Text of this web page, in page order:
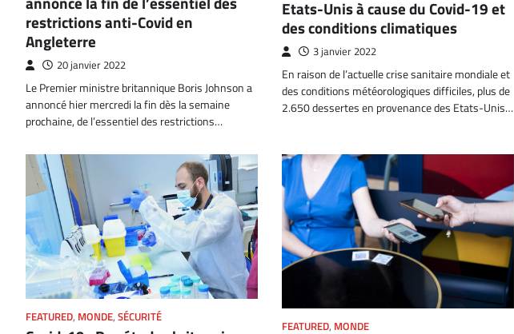
restrictions anti-Covid en
Angleterre
20 janvier 2022
Le Premier ministre britannique Boris Johnson a
annoncé hier mercredi la fin dès la semaine
prochaine, de l’essentiel des restrictions…
Etats-Unis à cause du Covid-19 et
des conditions climatiques
3 janvier 2022
En raison de l’actuelle crise sanitaire mondiale et
des conditions météorologiques difficiles, plus de
2.650 dessertes en provenance des Etats-Unis…
FEATURED, MONDE, SÉCURITÉ
FEATURED, MONDE